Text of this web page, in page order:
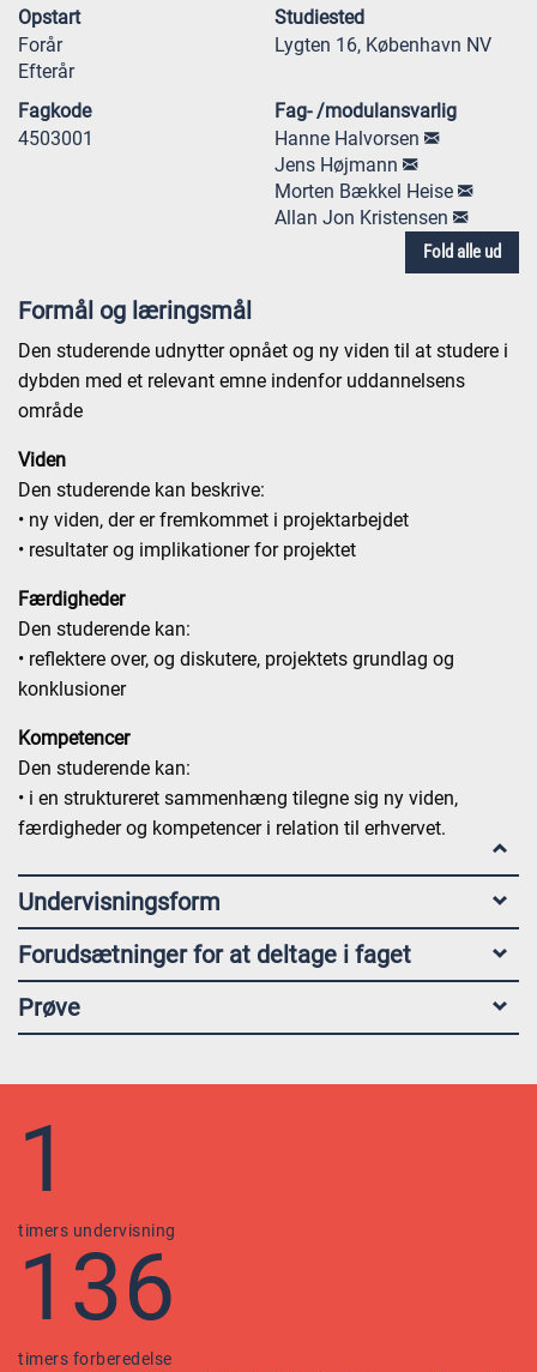
Opstart
Forår
Efterår
Studiested
Lygten 16, København NV
Fagkode
4503001
Fag- /modulansvarlig
Hanne Halvorsen
Jens Højmann
Morten Bækkel Heise
Allan Jon Kristensen
Fold alle ud
Formål og læringsmål
Den studerende udnytter opnået og ny viden til at studere i
dybden med et relevant emne indenfor uddannelsens
område
Viden
Den studerende kan beskrive:
• ny viden, der er fremkommet i projektarbejdet
• resultater og implikationer for projektet
Færdigheder
Den studerende kan:
• reflektere over, og diskutere, projektets grundlag og
konklusioner
Kompetencer
Den studerende kan:
• i en struktureret sammenhæng tilegne sig ny viden,
færdigheder og kompetencer i relation til erhvervet.
Undervisningsform
Forudsætninger for at deltage i faget
Prøve
1
timers undervisning
136
timers forberedelse